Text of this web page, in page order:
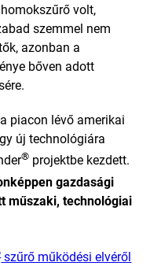
volt,
szemmel nem
azonban a
bőven adott
piacon lévő amerikai
új technológiára
® projektbe kezdett.
gazdasági
műszaki, technológiai
szűrő működési elvéről